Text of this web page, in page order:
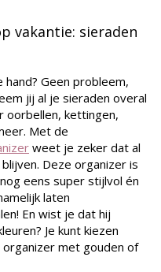
vakantie: sieraden
Geen probleem,
jij al je sieraden overal
oorbellen, kettingen,
Met de
weet je zeker dat al
Deze organizer is
eens super stijlvol én
laten
En wist je dat hij
Je kunt kiezen
met gouden of